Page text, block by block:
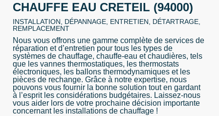
CHAUFFE EAU CRETEIL (94000)
INSTALLATION, DÉPANNAGE, ENTRETIEN, DÉTARTRAGE,
REMPLACEMENT
Nous vous offrons une gamme complète de services de
réparation et d’entretien pour tous les types de
systèmes de chauffage, chauffe-eau et chaudières, tels
que les vannes thermostatiques, les thermostats
électroniques, les ballons thermodynamiques et les
pièces de rechange. Grâce à notre expertise, nous
pouvons vous fournir la bonne solution tout en gardant
à l’esprit les considérations budgétaires. Laissez-nous
vous aider lors de votre prochaine décision importante
concernant les installations de chauffage !